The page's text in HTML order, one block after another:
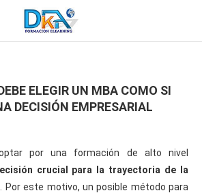
ELEGIR UN MBA COMO SI
DECISIÓN EMPRESARIAL
por una formación de alto nivel
crucial para la trayectoria de la
. Por este motivo, un posible método para